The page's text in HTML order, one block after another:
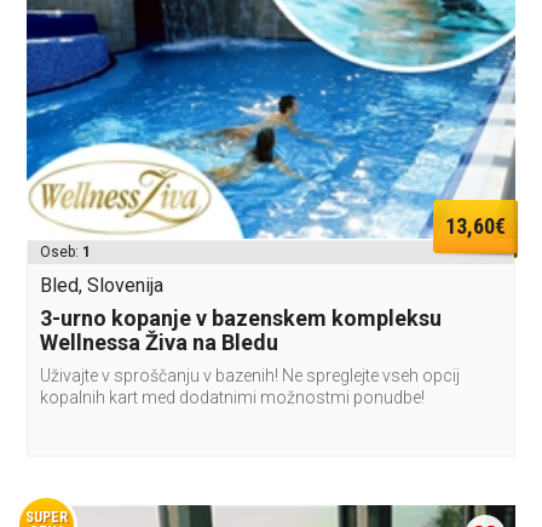
13,60€
Oseb: 1
Bled, Slovenija
3-urno kopanje v bazenskem kompleksu
Wellnessa Živa na Bledu
Uživajte v sproščanju v bazenih! Ne spreglejte vseh opcij
kopalnih kart med dodatnimi možnostmi ponudbe!
SUPER